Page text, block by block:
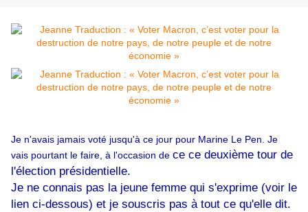
Je n'avais jamais voté jusqu'à ce jour pour Marine Le Pen. Je
vais pourtant le faire, à l'occasion de ce ce deuxième tour de
l'élection présidentielle.
Je ne connais pas la jeune femme qui s'exprime (voir le
lien ci-dessous) et je souscris pas à tout ce qu'elle dit.